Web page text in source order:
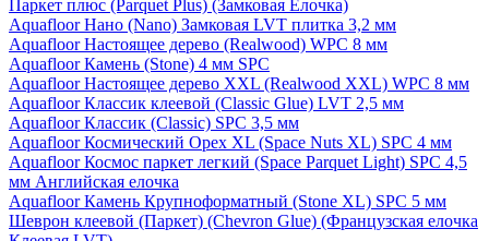
Паркет плюс (Parquet Plus) (Замковая Елочка)
Aquafloor Нано (Nano) Замковая LVT плитка 3,2 мм
Aquafloor Настоящее дерево (Realwood) WPC 8 мм
Aquafloor Камень (Stone) 4 мм SPC
Aquafloor Настоящее дерево XXL (Realwood XXL) WPC 8 мм
Aquafloor Классик клеевой (Classic Glue) LVT 2,5 мм
Aquafloor Классик (Classic) SPC 3,5 мм
Aquafloor Космический Орех XL (Space Nuts XL) SPC 4 мм
Aquafloor Космос паркет легкий (Space Parquet Light) SPC 4,5
мм Английская елочка
Aquafloor Камень Крупноформатный (Stone XL) SPC 5 мм
Шеврон клеевой (Паркет) (Chevron Glue) (Французская елочка